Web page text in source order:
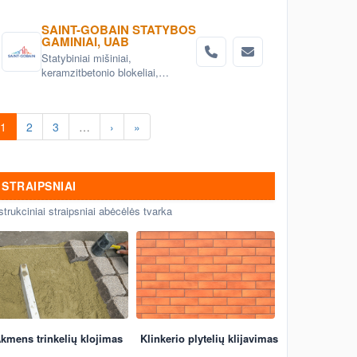
SAINT-GOBAIN STATYBOS
GAMINIAI, UAB
Statybiniai mišiniai,
keramzitbetonio blokeliai,
1 2 3 … › »
STRAIPSNIAI
straipsniai abėcėlės tvarka
trinkelių klojimas Klinkerio plytelių klijavimas